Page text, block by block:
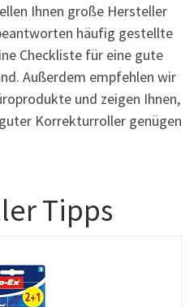
Ihnen große Hersteller
häufig gestellte
Checkliste für eine gute
Außerdem empfehlen wir
und zeigen Ihnen,
Korrekturroller genügen
Tipps